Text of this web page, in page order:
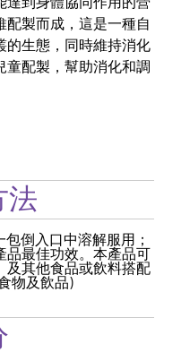
配製而成，這是一種自
的生態，同時維持消化
童配製，幫助消化和調
法
倒入口中溶解服用；
最佳功效。本產品可
及其他食品或飲料搭配
物及飲品)